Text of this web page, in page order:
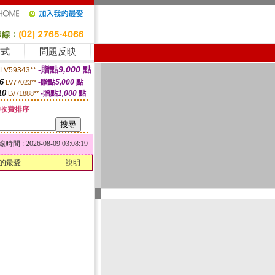
問題反映
LV59343** -贈點9,000 點
LV77023** -贈點5,000點
LV71888** -贈點1,000 點
費排序
時間 : 2026-08-09 03:08:19
最愛 說明